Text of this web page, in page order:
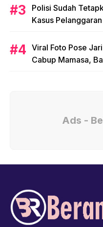
Polisi Sudah
Kasus
Viral Foto Pose
Cabup Mamasa,
Ads -